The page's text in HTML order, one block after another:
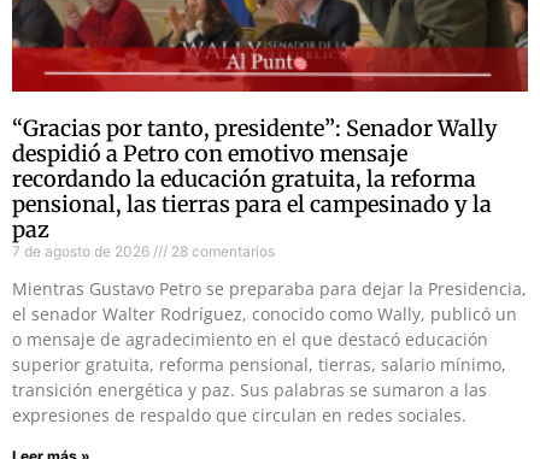
“Gracias por tanto, presidente”: Senador Wally
despidió a Petro con emotivo mensaje
recordando la educación gratuita, la reforma
pensional, las tierras para el campesinado y la
paz
7 de agosto de 2026 28 comentarios
Mientras Gustavo Petro se preparaba para dejar la Presidencia,
el senador Walter Rodríguez, conocido como Wally, publicó un
o mensaje de agradecimiento en el que destacó educación
superior gratuita, reforma pensional, tierras, salario mínimo,
transición energética y paz. Sus palabras se sumaron a las
expresiones de respaldo que circulan en redes sociales.